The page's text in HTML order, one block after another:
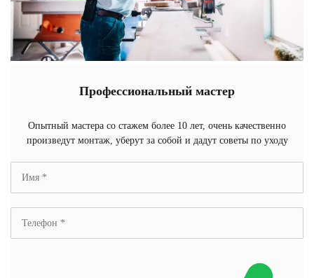
Профессиональный мастер
Опытный мастера со стажем более 10 лет, очень качественно
произведут монтаж, уберут за собой и дадут советы по уходу